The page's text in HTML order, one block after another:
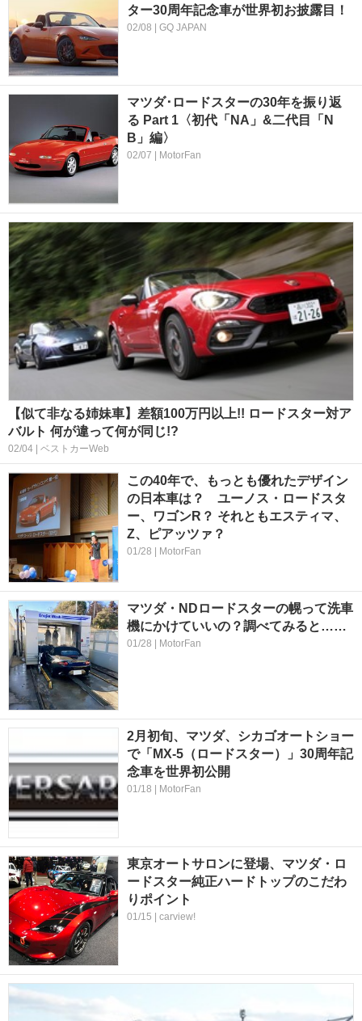
ター30周年記念車が世界初お披露目！
02/08 | GQ JAPAN
マツダ･ロードスターの30年を振り返
る Part 1〈初代「NA」&二代目「N
B」編〉
02/07 | MotorFan
【似て非なる姉妹車】差額100万円以上!! ロードスター対ア
バルト 何が違って何が同じ!?
02/04 | ベストカーWeb
この40年で、もっとも優れたデザイン
の日本車は？ ユーノス・ロードスタ
ー、ワゴンR？ それともエスティマ、
Z、ピアッツァ？
01/28 | MotorFan
マツダ・NDロードスターの幌って洗車
機にかけていいの？調べてみると……
01/28 | MotorFan
2月初旬、マツダ、シカゴオートショー
で「MX-5（ロードスター）」30周年記
念車を世界初公開
01/18 | MotorFan
東京オートサロンに登場、マツダ・ロ
ードスター純正ハードトップのこだわ
りポイント
01/15 | carview!